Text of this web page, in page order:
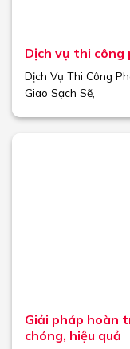
Dịch vụ thi công
Dịch Vụ Thi Công
Giao Sạch Sẽ,
Giải pháp hoàn
chóng, hiệu quả